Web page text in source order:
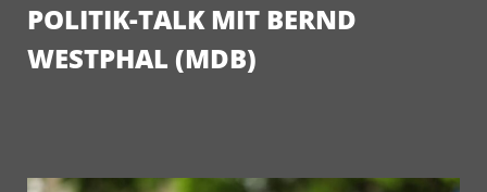
POLITIK-TALK MIT BERND
WESTPHAL (MDB)